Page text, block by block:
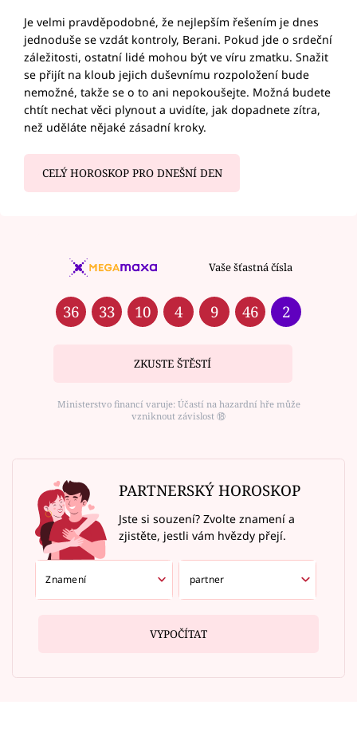
Je velmi pravděpodobné, že nejlepším řešením je dnes
jednoduše se vzdát kontroly, Berani. Pokud jde o srdeční
záležitosti, ostatní lidé mohou být ve víru zmatku. Snažit
se přijít na kloub jejich duševnímu rozpoložení bude
nemožné, takže se o to ani nepokoušejte. Možná budete
chtít nechat věci plynout a uvidíte, jak dopadnete zítra,
než uděláte nějaké zásadní kroky.
CELÝ HOROSKOP PRO DNEŠNÍ DEN
Vaše šťastná čísla
36 33 10 4 9 46 2
ZKUSTE ŠTĚSTÍ
Ministerstvo financí varuje: Účastí na hazardní hře může
vzniknout závislost ⑱
PARTNERSKÝ HOROSKOP
Jste si souzení? Zvolte znamení a
zjistěte, jestli vám hvězdy přejí.
VYPOČÍTAT